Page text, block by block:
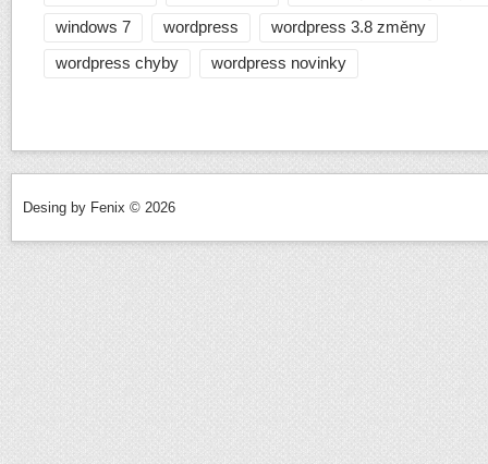
windows 7 wordpress wordpress 3.8 změny
wordpress chyby wordpress novinky
Desing by Fenix © 2026